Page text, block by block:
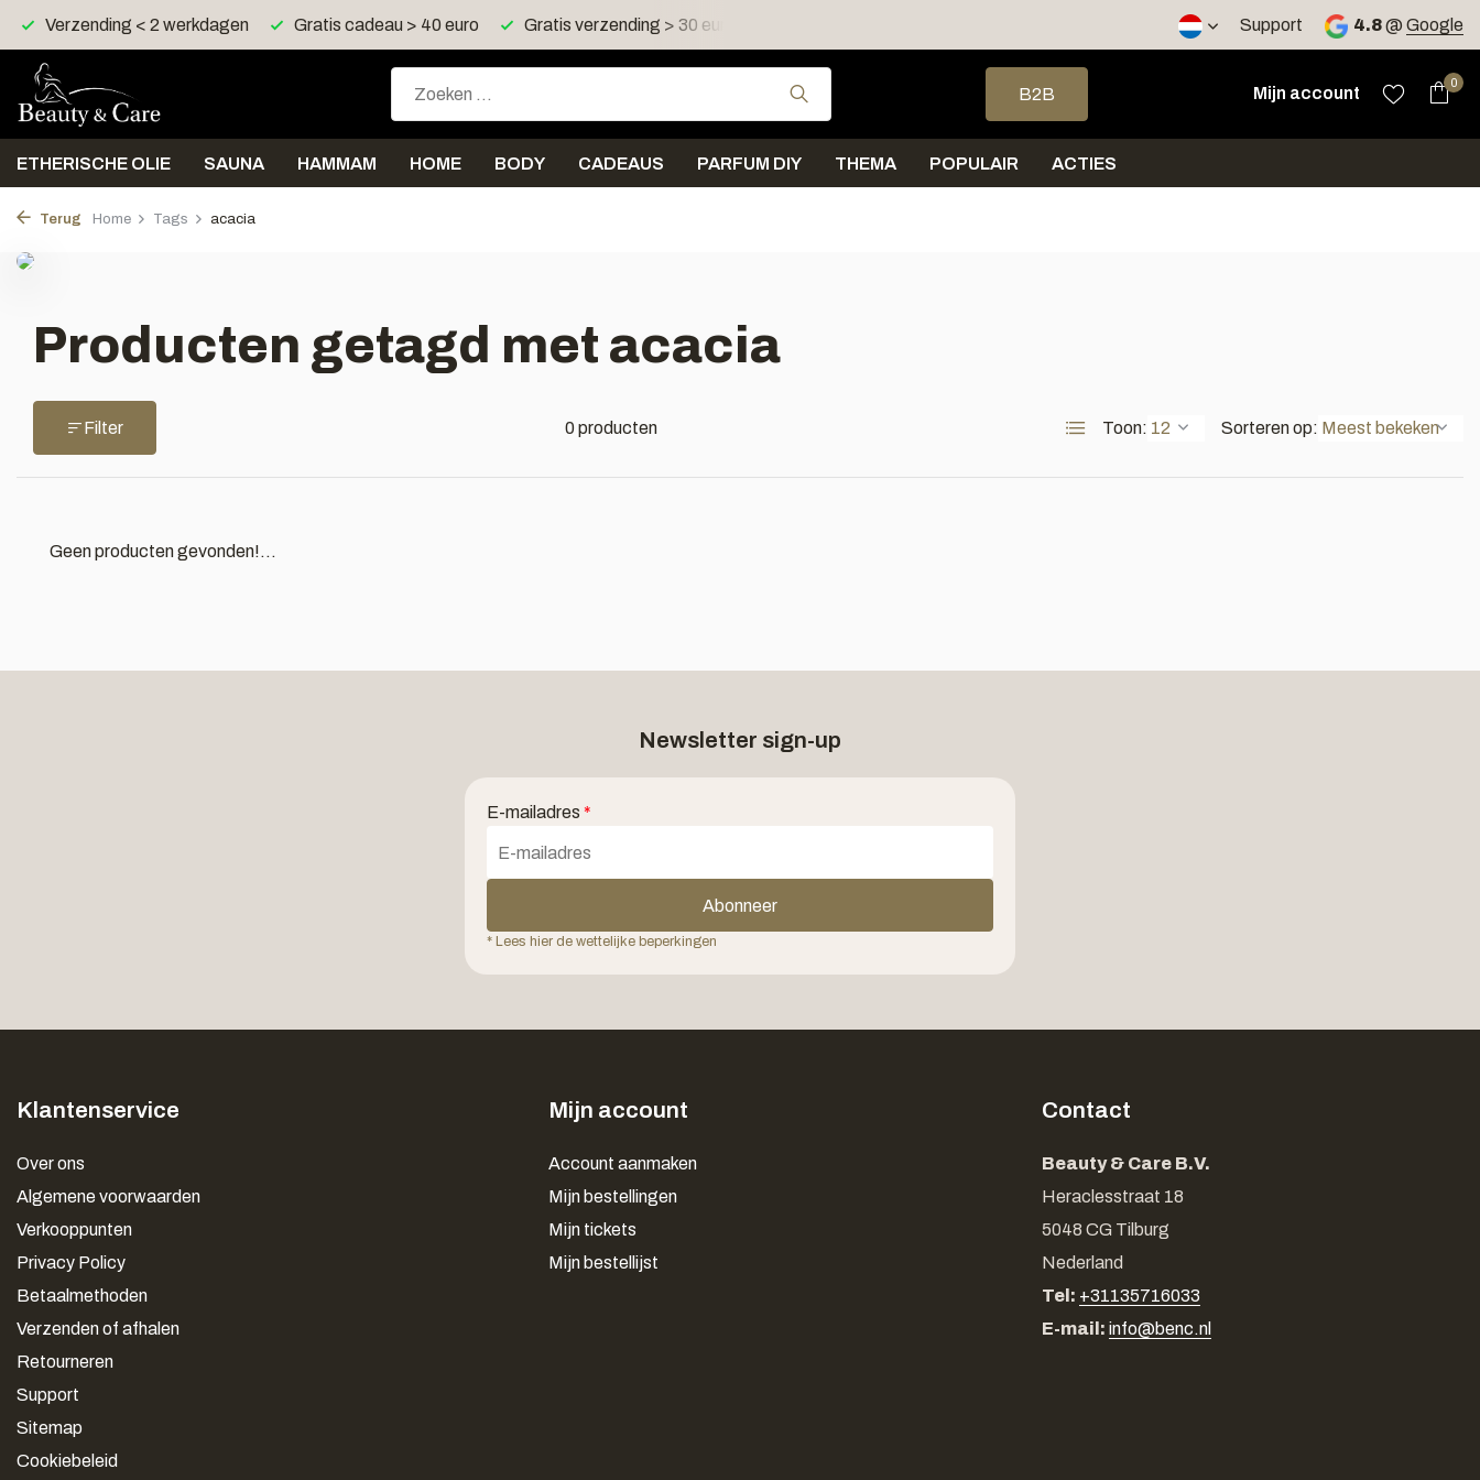
Verzending < 2 werkdagen Gratis cadeau > 40 euro Gratis verzending > 30 euro in NL en BE Support 4.8@ Google
Gebruik de pijltjes op en neer om een beschikbaar resultaat te selecteren. Druk
B2B
Mijn account
0
ETHERISCHE OLIE SAUNA HAMMAM HOME BODY CADEAUS PARFUM DIY THEMA POPULAIR ACTIES
Terug Home Tags acacia
Producten getagd met acacia
Filter 0 producten Toon: Sorteren op:
Geen producten gevonden!...
Newsletter sign-up
E-mailadres *
Abonneer
* Lees hier de wettelijke beperkingen
Klantenservice
Over ons
Algemene voorwaarden
Verkooppunten
Privacy Policy
Betaalmethoden
Verzenden of afhalen
Retourneren
Support
Sitemap
Cookiebeleid
Mijn account
Account aanmaken
Mijn bestellingen
Mijn tickets
Mijn bestellijst
Contact
Beauty & Care B.V.
Heraclesstraat 18
5048 CG Tilburg
Nederland
Tel: +31135716033
E-mail: info@benc.nl